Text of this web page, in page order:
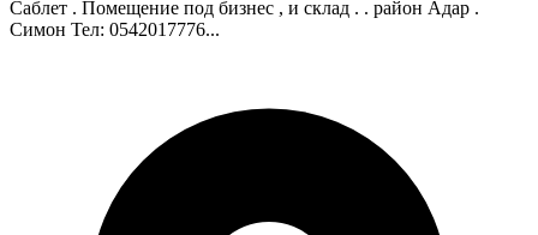
Саблет . Помещение под бизнес , и склад . . район Адар .
Симон Тел: 0542017776...